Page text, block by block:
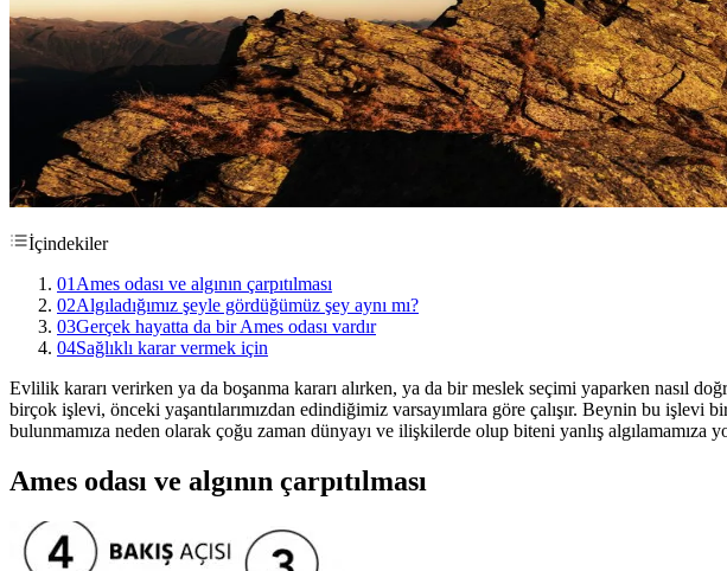
İçindekiler
01 Ames odası ve algının çarpıtılması
02Algıladığımız şeyle gördüğümüz şey aynı mı?
03Gerçek hayatta da bir Ames odası vardır
04Sağlıklı karar vermek için
Evlilik kararı verirken ya da boşanma kararı alırken, ya da bir meslek seçimi yaparken nasıl
birçok işlevi, önceki yaşantılarımızdan edindiğimiz varsayımlara göre çalışır. Beynin bu işlevi
bulunmamıza neden olarak çoğu zaman dünyayı ve ilişkilerde olup biteni yanlış algılamamıza
Ames odası ve algının çarpıtılması